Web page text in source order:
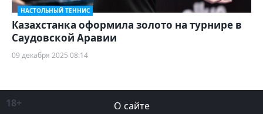
НАСТОЛЬНЫЙ ТЕННИС
Казахстанка оформила золото на турнире в
Саудовской Аравии
09 декабря 2025 08:14
18+
О сайте